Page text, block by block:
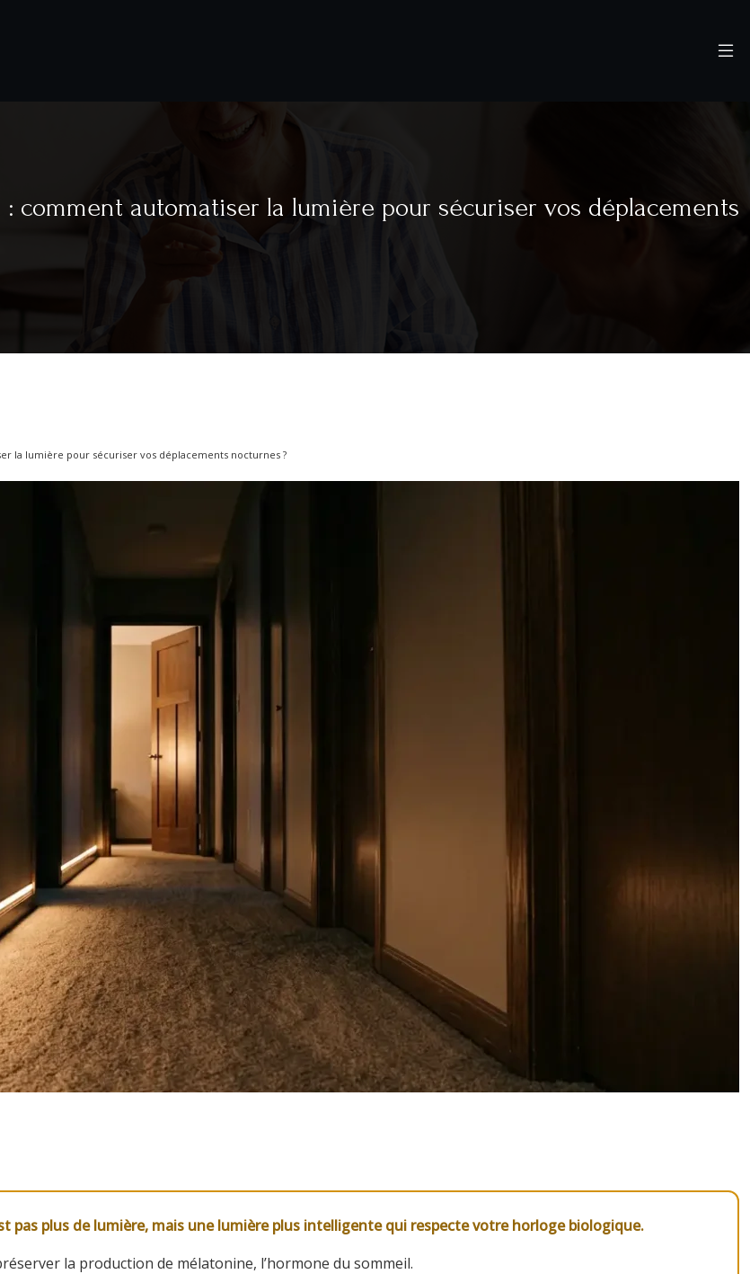
comment automatiser la lumière pour sécuriser vos déplacements
la lumière pour sécuriser vos déplacements nocturnes ?
pas plus de lumière, mais une lumière plus intelligente qui respecte votre horloge biologique.
la production de mélatonine, l’hormone du sommeil.